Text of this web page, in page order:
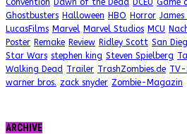
Convention Dawn of the Dead DCEU Game
Ghostbusters Halloween HBO Horror James
LucasFilms Marvel Marvel Studios MCU
Poster Remake Review Ridley Scott San
Star Wars stephen king Steven Spielberg
Walking Dead Trailer TrashZombies.de TV-
warner bros. zack snyder Zombie-Magazin
ARCHIVE